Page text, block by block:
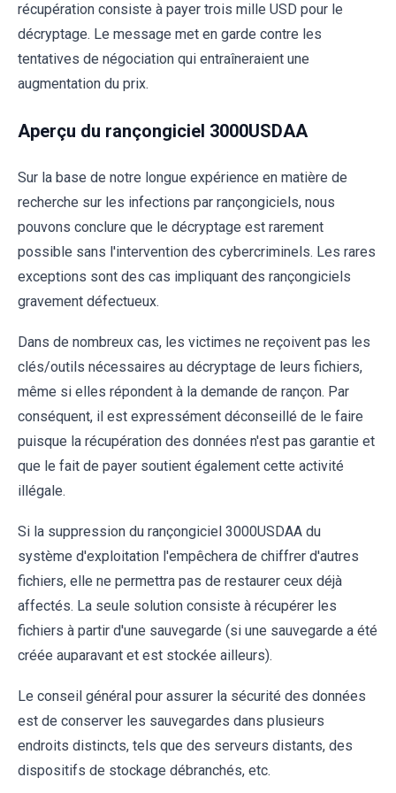
récupération consiste à payer trois mille USD pour le
décryptage. Le message met en garde contre les
tentatives de négociation qui entraîneraient une
augmentation du prix.
Aperçu du rançongiciel 3000USDAA
Sur la base de notre longue expérience en matière de
recherche sur les infections par rançongiciels, nous
pouvons conclure que le décryptage est rarement
possible sans l'intervention des cybercriminels. Les rares
exceptions sont des cas impliquant des rançongiciels
gravement défectueux.
Dans de nombreux cas, les victimes ne reçoivent pas les
clés/outils nécessaires au décryptage de leurs fichiers,
même si elles répondent à la demande de rançon. Par
conséquent, il est expressément déconseillé de le faire
puisque la récupération des données n'est pas garantie et
que le fait de payer soutient également cette activité
illégale.
Si la suppression du rançongiciel 3000USDAA du
système d'exploitation l'empêchera de chiffrer d'autres
fichiers, elle ne permettra pas de restaurer ceux déjà
affectés. La seule solution consiste à récupérer les
fichiers à partir d'une sauvegarde (si une sauvegarde a été
créée auparavant et est stockée ailleurs).
Le conseil général pour assurer la sécurité des données
est de conserver les sauvegardes dans plusieurs
endroits distincts, tels que des serveurs distants, des
dispositifs de stockage débranchés, etc.